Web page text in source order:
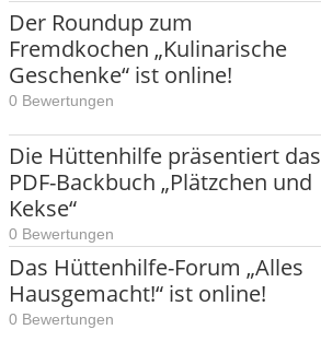
Der Roundup zum
Fremdkochen „Kulinarische
Geschenke“ ist online!
0 Bewertungen
Die Hüttenhilfe präsentiert das
PDF-Backbuch „Plätzchen und
Kekse“
0 Bewertungen
Das Hüttenhilfe-Forum „Alles
Hausgemacht!“ ist online!
0 Bewertungen